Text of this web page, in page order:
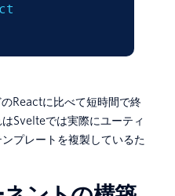
Reactに比べて短時間で終
Svelteでは実際にユーティ
プレートを複製しているた